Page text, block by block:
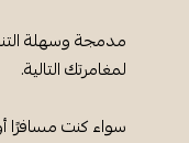
مدمجة وسهلة
لمغامرتك التالية.
سواء كنت مسافرًا